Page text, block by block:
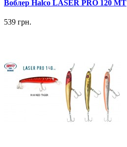
Воблер Halco LASER PRO 120 MT
539 грн.